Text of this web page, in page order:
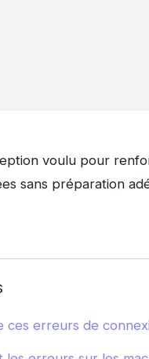
voulu pour
sans préparation
ces erreurs de